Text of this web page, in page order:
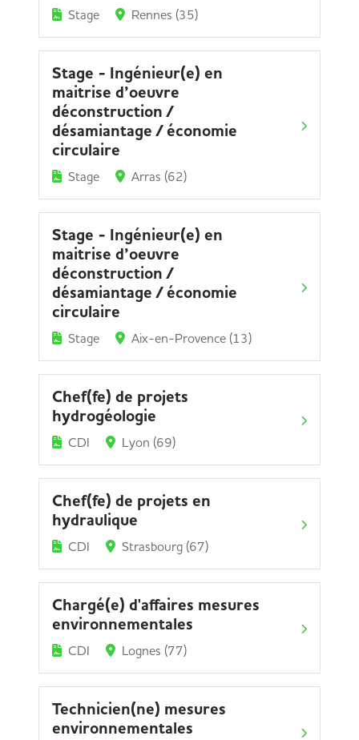
Stage Rennes (35)
Stage - Ingénieur(e) en
maitrise d’oeuvre
déconstruction /
désamiantage / économie
circulaire
Stage Arras (62)
Stage - Ingénieur(e) en
maitrise d’oeuvre
déconstruction /
désamiantage / économie
circulaire
Stage Aix-en-Provence (13)
Chef(fe) de projets
hydrogéologie
CDI Lyon (69)
Chef(fe) de projets en
hydraulique
CDI Strasbourg (67)
Chargé(e) d'affaires mesures
environnementales
CDI Lognes (77)
Technicien(ne) mesures
environnementales